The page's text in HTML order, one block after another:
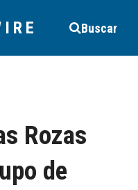
Buscar
Rozas
de